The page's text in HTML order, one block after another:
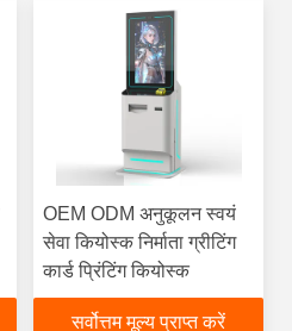
OEM ODM अनुकूलन स्वयं
सेवा कियोस्क निर्माता ग्रीटिंग
कार्ड प्रिंटिंग कियोस्क
सर्वोत्तम मूल्य प्राप्त करें